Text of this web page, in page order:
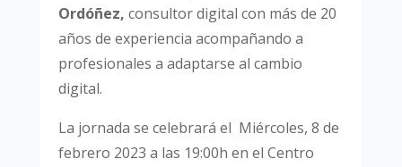
Ordóñez, consultor digital con más de 20
años de experiencia acompañando a
profesionales a adaptarse al cambio
digital.
La jornada se celebrará el Miércoles, 8 de
febrero 2023 a las 19:00h en el Centro